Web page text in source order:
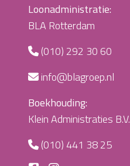
Loonadministratie:
BLA Rotterdam
(010) 292 30 60
info@blagroep.nl
Boekhouding:
Klein Administraties B.V.
(010) 441 38 25